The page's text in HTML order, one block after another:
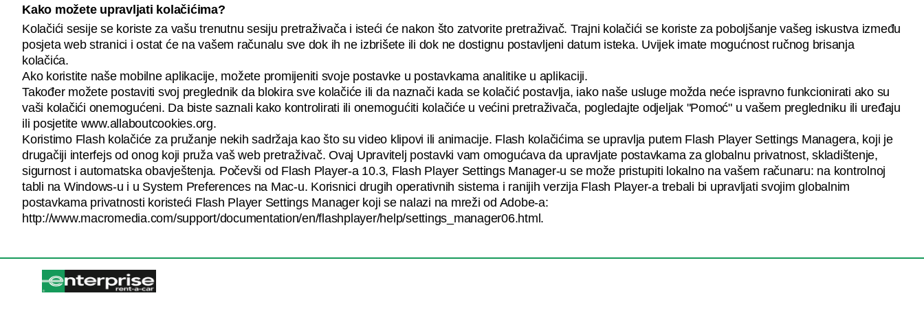
Kako možete upravljati kolačićima?
Kolačići sesije se koriste za vašu trenutnu sesiju pretraživača i isteći će nakon što zatvorite pretraživač. Trajni kolačići se koriste za poboljšanje vašeg iskustva između
posjeta web stranici i ostat će na vašem računalu sve dok ih ne izbrišete ili dok ne dostignu postavljeni datum isteka. Uvijek imate mogućnost ručnog brisanja
kolačića.
Ako koristite naše mobilne aplikacije, možete promijeniti svoje postavke u postavkama analitike u aplikaciji.
Također možete postaviti svoj preglednik da blokira sve kolačiće ili da naznači kada se kolačić postavlja, iako naše usluge možda neće ispravno funkcionirati ako su
vaši kolačići onemogućeni. Da biste saznali kako kontrolirati ili onemogućiti kolačiće u većini pretraživača, pogledajte odjeljak "Pomoć" u vašem pregledniku ili uređaju
ili posjetite www.allaboutcookies.org.
Koristimo Flash kolačiće za pružanje nekih sadržaja kao što su video klipovi ili animacije. Flash kolačićima se upravlja putem Flash Player Settings Managera, koji je
drugačiji interfejs od onog koji pruža vaš web pretraživač. Ovaj Upravitelj postavki vam omogućava da upravljate postavkama za globalnu privatnost, skladištenje,
sigurnost i automatska obavještenja. Počevši od Flash Player-a 10.3, Flash Player Settings Manager-u se može pristupiti lokalno na vašem računaru: na kontrolnoj
tabli na Windows-u i u System Preferences na Mac-u. Korisnici drugih operativnih sistema i ranijih verzija Flash Player-a trebali bi upravljati svojim globalnim
postavkama privatnosti koristeći Flash Player Settings Manager koji se nalazi na mreži od Adobe-a:
http://www.macromedia.com/support/documentation/en/flashplayer/help/settings_manager06.html.